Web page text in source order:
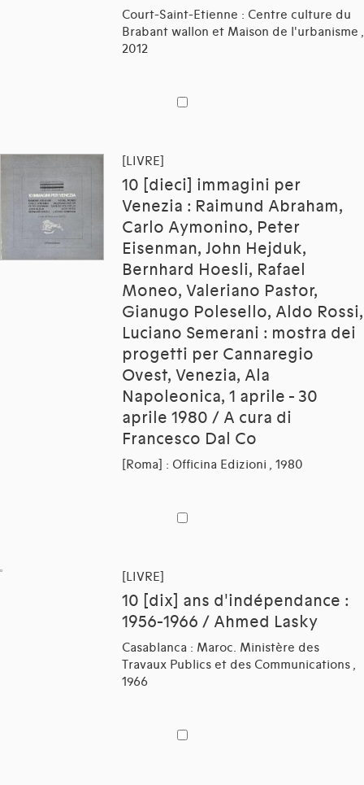
Court-Saint-Etienne : Centre culture du
Brabant wallon et Maison de l'urbanisme ,
2012
[LIVRE]
10 [dieci] immagini per
Venezia : Raimund Abraham,
Carlo Aymonino, Peter
Eisenman, John Hejduk,
Bernhard Hoesli, Rafael
Moneo, Valeriano Pastor,
Gianugo Polesello, Aldo Rossi,
Luciano Semerani : mostra dei
progetti per Cannaregio
Ovest, Venezia, Ala
Napoleonica, 1 aprile - 30
aprile 1980 / A cura di
Francesco Dal Co
[Roma] : Officina Edizioni , 1980
[LIVRE]
10 [dix] ans d'indépendance :
1956-1966 / Ahmed Lasky
Casablanca : Maroc. Ministère des
Travaux Publics et des Communications ,
1966